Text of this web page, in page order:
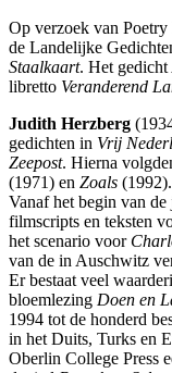
Op verzoek van
de Landelijke
Staalkaart. Het gedicht
libretto Veranderend
Judith Herzberg
gedichten in Vrij
Zeepost. Hierna
(1971) en Zoals (1992).
Vanaf het begin van
filmscripts en teksten
het scenario voor
van de in Auschwitz
Er bestaat veel
bloemlezing Doen en
1994 tot de honderd
in het Duits, Turks en
Oberlin College Press